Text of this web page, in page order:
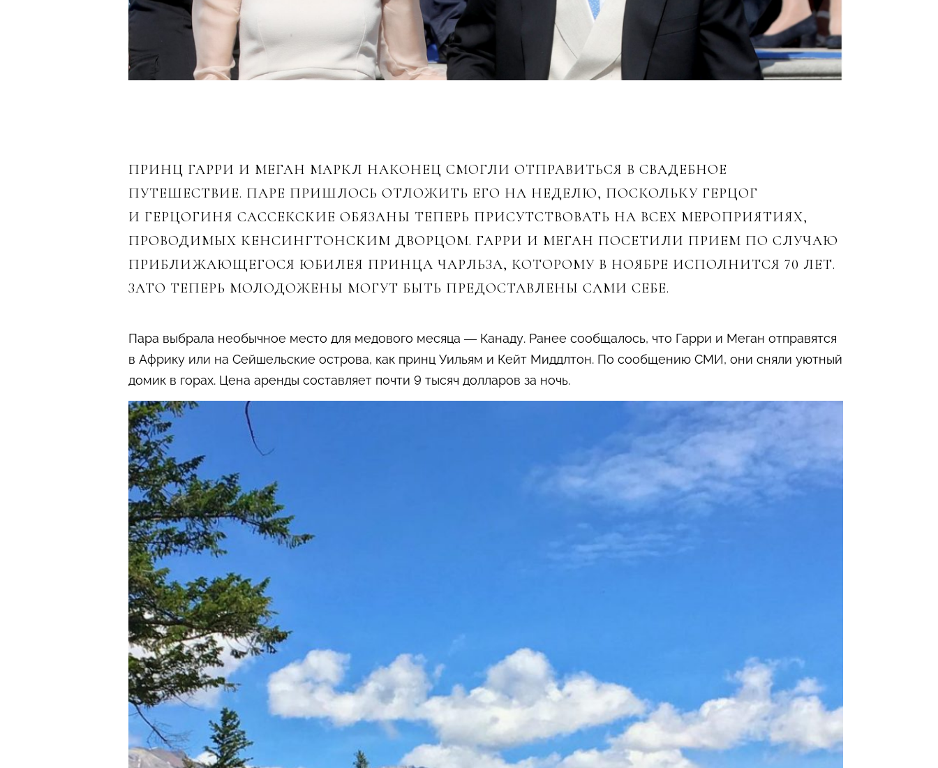
ПРИНЦ ГАРРИ И МЕГАН МАРКЛ НАКОНЕЦ СМОГЛИ ОТПРАВИТЬСЯ В СВАДЕБНОЕ
ПУТЕШЕСТВИЕ. ПАРЕ ПРИШЛОСЬ ОТЛОЖИТЬ ЕГО НА НЕДЕЛЮ, ПОСКОЛЬКУ ГЕРЦОГ
И ГЕРЦОГИНЯ САССЕКСКИЕ ОБЯЗАНЫ ТЕПЕРЬ ПРИСУТСТВОВАТЬ НА ВСЕХ МЕРОПРИЯТИЯХ,
ПРОВОДИМЫХ КЕНСИНГТОНСКИМ ДВОРЦОМ. ГАРРИ И МЕГАН ПОСЕТИЛИ ПРИЕМ ПО СЛУЧАЮ
ПРИБЛИЖАЮЩЕГОСЯ ЮБИЛЕЯ ПРИНЦА ЧАРЛЬЗА, КОТОРОМУ В НОЯБРЕ ИСПОЛНИТСЯ 70 ЛЕТ.
ЗАТО ТЕПЕРЬ МОЛОДОЖЕНЫ МОГУТ БЫТЬ ПРЕДОСТАВЛЕНЫ САМИ СЕБЕ.
Пара выбрала необычное место для медового месяца—Канаду. Ранее сообщалось, что Гарри и Меган отправятся
в Африку или на Сейшельские острова, как принц Уильям и Кейт Миддлтон. По сообщению СМИ, они сняли уютный
домик в горах. Цена аренды составляет почти 9 тысяч долларов за ночь.